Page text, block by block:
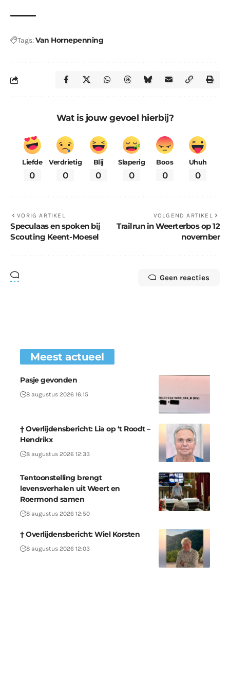
Tags:Van Hornepenning
Wat is jouw gevoel hierbij?
Liefde
0
Verdrietig
0
Blij
0
Slaperig
0
Boos
0
Uhuh
0
VORIG ARTIKEL
Speculaas en spoken bij
Scouting Keent-Moesel
VOLGEND ARTIKEL
Trailrun in Weerterbos op 12
november
Geen reacties
Meest actueel
Pasje gevonden
8 augustus 2026 16:15
† Overlijdensbericht: Lia op ‘t Roodt –
Hendrikx
8 augustus 2026 12:33
Tentoonstelling brengt
levensverhalen uit Weert en
Roermond samen
8 augustus 2026 12:50
† Overlijdensbericht: Wiel Korsten
8 augustus 2026 12:03